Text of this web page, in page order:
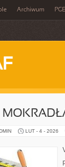
Archiwum PGE
LUT - 4 - 2026